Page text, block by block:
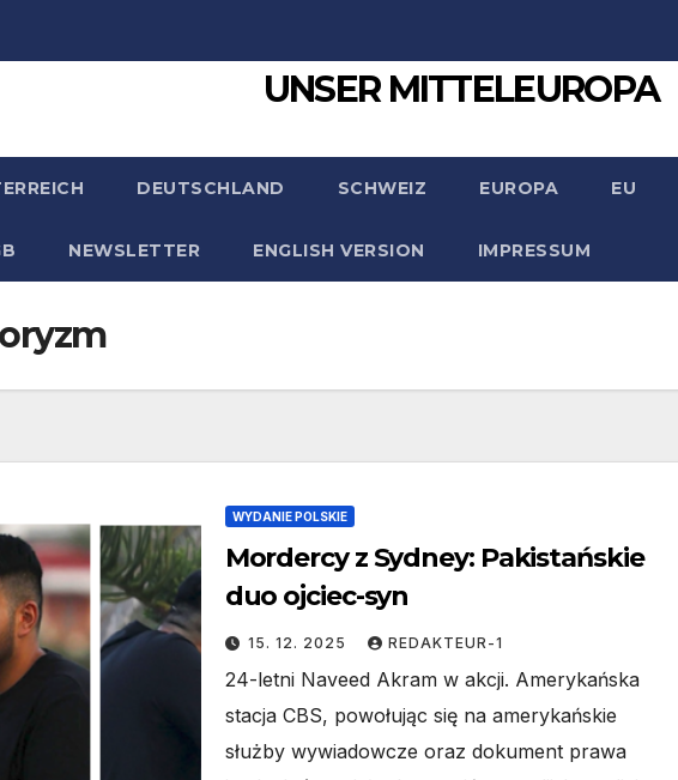
UNSER MITTELEUROPA
DEUTSCHLAND SCHWEIZ EUROPA EU
NEWSLETTER ENGLISH VERSION IMPRESSUM
WYDANIE POLSKIE
Mordercy z Sydney: Pakistańskie
duo ojciec-syn
15. 12. 2025 REDAKTEUR-1
24-letni Naveed Akram w akcji. Amerykańska
stacja CBS, powołując się na amerykańskie
służby wywiadowcze oraz dokument prawa